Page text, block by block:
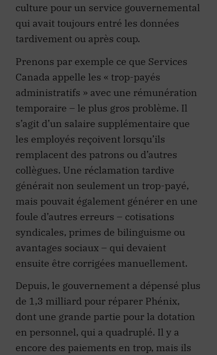
culture pour un service gouvernemental
qui avait toujours entré les données
tardivement ou après coup.
Prenons par exemple ce que Services
Canada appelle les « trop-payés
administratifs » avec une rémunération
temporaire – le plus gros problème. Il
s’agit d’un salaire supplémentaire que
les employés reçoivent lorsqu’ils
remplacent des patrons ou d’autres
collègues. Une réclamation tardive
générait non seulement un trop-payé,
mais pouvait également générer en une
foule d’autres erreurs – cotisations
syndicales, primes de bilinguisme ou
avantages sociaux – qui devaient
ensuite être corrigées manuellement.
Depuis, le gouvernement a dépensé plus
de 1,3 milliard pour réparer Phénix,
dont une grande partie pour la dotation
en personnel, qui a quadruplé. Il y a
encore des paiements en trop, mais ils